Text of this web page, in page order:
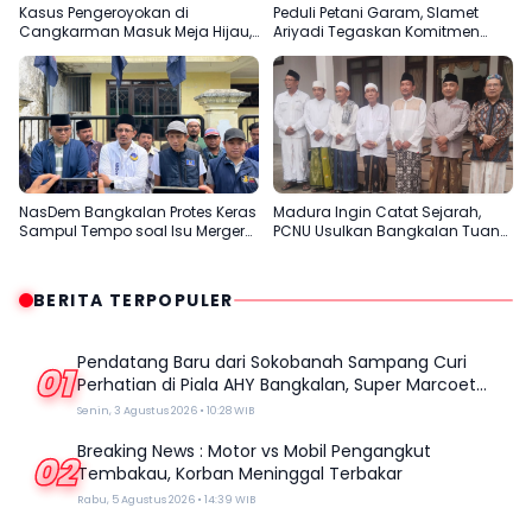
Kasus Pengeroyokan di
Cangkarman Masuk Meja Hijau,
Setimpal
Peduli Petani Garam, Slamet
Ariyadi Tegaskan Komitmen
Masyarakat Madura
NasDem Bangkalan Protes Keras
Sampul Tempo soal Isu Merger
Madura Ingin Catat Sejarah,
PCNU Usulkan Bangkalan Tuan
BERITA TERPOPULER
01 Pendatang Baru dari Sokobanah Sampang Curi
Perhatian di Piala AHY Bangkalan, Super Marcoet
Juara 1 Galatama
Senin, 3 Agustus 2026 • 10:28 WIB
02Breaking News : Motor vs Mobil Pengangkut
Tembakau, Korban Meninggal Terbakar
Rabu, 5 Agustus 2026 • 14:39 WIB